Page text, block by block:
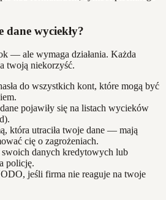
dane wyciekły?
— ale wymaga działania. Każda
twoją niekorzyść.
do wszystkich kont, które mogą być
pojawiły się na listach wycieków
która utraciła twoje dane — mają
cię o zagrożeniach.
danych kredytowych lub
policję.
jeśli firma nie reaguje na twoje